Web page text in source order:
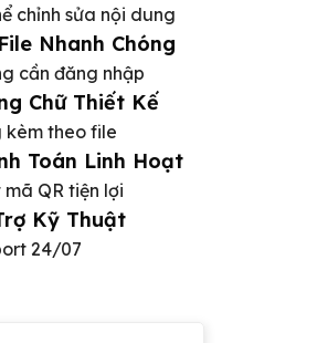
chỉnh sửa nội dung
Nhanh Chóng
cần đăng nhập
Chữ Thiết Kế
kèm theo file
Toán Linh Hoạt
mã QR tiện lợi
Kỹ Thuật
24/07